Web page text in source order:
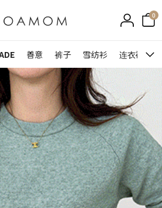
0
善意 裤子 雪纺衫 连衣裙&裙